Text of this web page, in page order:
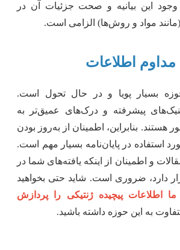
این بیانیه و صحت جزئیات آن در
مواد و روش‌ها) الزامی است.
اطلاعات
بسیار پویا و در حال تحول است.
پیشرفته و درک‌های عمیق‌تر به
بنابراین، اطمینان از به‌روز بودن
استفاده در پایان‌نامه بسیار مهم است.
و اطمینان از اینکه یافته‌های شما در
دارد، ضروری است. شاید حتی بخواهید
اطلاعات پیچیده ژنتیکی را پردازش
به این حوزه داشته باشید.